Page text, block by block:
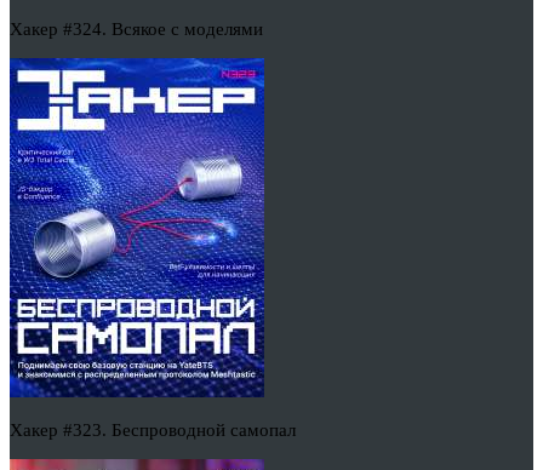
Хакер #324. Всякое с моделями
Хакер #323. Беспроводной самопал